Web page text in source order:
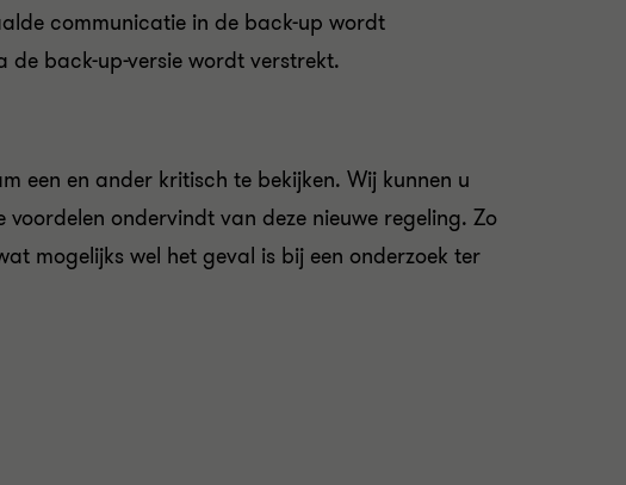
communicatie in de back-up wordt
de back-up-versie wordt verstrekt.
een en ander kritisch te bekijken. Wij kunnen u
ondervindt van deze nieuwe regeling. Zo
mogelijks wel het geval is bij een onderzoek ter